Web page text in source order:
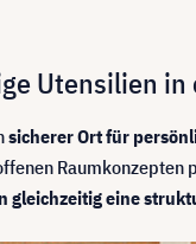
Utensilien
sicherer Ort für
gleichzeitig eine